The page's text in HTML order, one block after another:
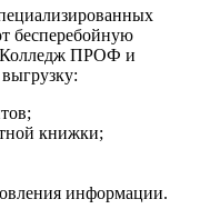
бесперебойную
ПРОФ и
книжки;
информации.